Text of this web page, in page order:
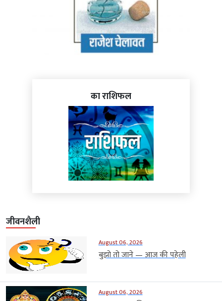
का राशिफल
जीवनशैली
August 06, 2026
बुझो तो जाने — आज की पहेली
August 06, 2026